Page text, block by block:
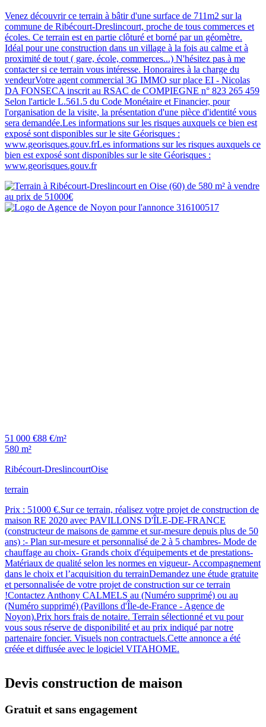
Venez découvrir ce terrain à bâtir d'une surface de 711m2 sur la
commune de Ribécourt-Dreslincourt, proche de tous commerces et
écoles. Ce terrain est en partie clôturé et borné par un géomètre.
Idéal pour une construction dans un village à la fois au calme et à
proximité de tout ( gare, école, commerces...) N'hésitez pas à me
contacter si ce terrain vous intéresse. Honoraires à la charge du
vendeurVotre agent commercial 3G IMMO sur place EI - Nicolas
DA FONSECA inscrit au RSAC de COMPIEGNE n° 823 265 459
Selon l'article L.561.5 du Code Monétaire et Financier, pour
l'organisation de la visite, la présentation d'une pièce d'identité vous
sera demandée.Les informations sur les risques auxquels ce bien est
exposé sont disponibles sur le site Géorisques :
www.georisques.gouv.frLes informations sur les risques auxquels ce
bien est exposé sont disponibles sur le site Géorisques :
www.georisques.gouv.fr
51 000 €88 €/m²
580 m²
Ribécourt-DreslincourtOise
terrain
Prix : 51000 €.Sur ce terrain, réalisez votre projet de construction de
maison RE 2020 avec PAVILLONS D'ÎLE-DE-FRANCE
(constructeur de maisons de gamme et sur-mesure depuis plus de 50
ans) :- Plan sur-mesure et personnalisé de 2 à 5 chambres- Mode de
chauffage au choix- Grands choix d'équipements et de prestations-
Matériaux de qualité selon les normes en vigueur- Accompagnement
dans le choix et l’acquisition du terrainDemandez une étude gratuite
et personnalisée de votre projet de construction sur ce terrain
!Contactez Anthony CALMELS au (Numéro supprimé) ou au
(Numéro supprimé) (Pavillons d'Île-de-France - Agence de
Noyon).Prix hors frais de notaire. Terrain sélectionné et vu pour
vous sous réserve de disponibilité et au prix indiqué par notre
partenaire foncier. Visuels non contractuels.Cette annonce a été
créée et diffusée avec le logiciel VITAHOME.
Devis construction de maison
Gratuit et sans engagement